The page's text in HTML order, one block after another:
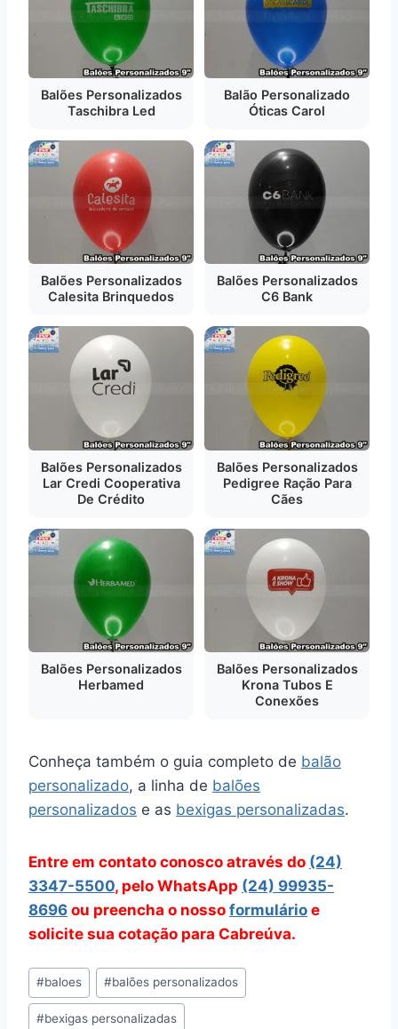
Balões Personalizados
Taschibra Led
Balão Personalizado
Óticas Carol
Balões Personalizados
Calesita Brinquedos
Balões Personalizados
C6 Bank
Balões Personalizados
Lar Credi Cooperativa
De Crédito
Balões Personalizados
Pedigree Ração Para
Cães
Balões Personalizados
Herbamed
Balões Personalizados
Krona Tubos E
Conexões
Conheça também o guia completo de balão
personalizado, a linha de balões
personalizados e as bexigas personalizadas.
Entre em contato conosco através do (24)
3347-5500, pelo WhatsApp (24) 99935-
8696 ou preencha o nosso formulário e
solicite sua cotação para Cabreúva.
Tags
do
Post:
#baloes #balões personalizados
#bexigas personalizadas